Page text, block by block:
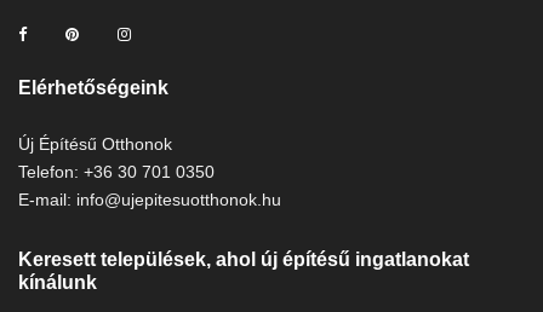
Elérhetőségeink
Új Építésű Otthonok
Telefon: +36 30 701 0350
E-mail: info@ujepitesuotthonok.hu
Keresett települések, ahol új építésű ingatlanokat
kínálunk